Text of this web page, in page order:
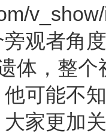
观者角
体，整
可能不
家更加